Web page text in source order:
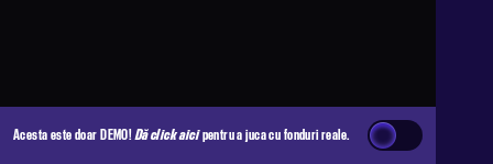
Acesta este doar DEMO!Dă click aicipentru a juca cu fonduri reale.